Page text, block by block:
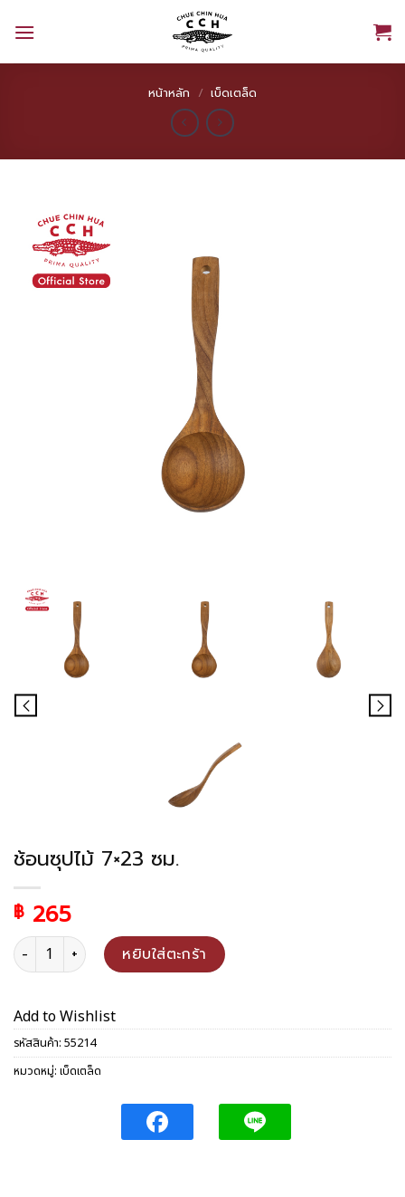
หน้าหลัก / เบ็ดเตล็ด
ช้อนซุปไม้ 7×23 ซม.
฿ 265
จำนวน ช้อนซุปไม้ 7x23 ซม. ชิ้น
หยิบใส่ตะกร้า
Add to Wishlist
รหัสสินค้า: 55214
หมวดหมู่: เบ็ดเตล็ด